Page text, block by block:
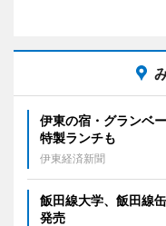
伊東の宿・グランベ
特製ランチも
伊東経済新聞
飯田線大学、飯田線
発売